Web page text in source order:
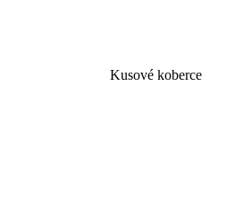
Kusové koberce